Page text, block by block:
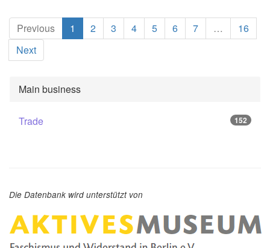
Previous 1 (current)
2 3 4 5 6 7 …
16
Next
Main business
Trade 152
Die Datenbank wird unterstützt von